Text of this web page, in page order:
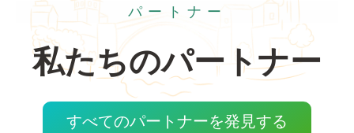
パートナー
私たちのパートナー
すべてのパートナーを発見する